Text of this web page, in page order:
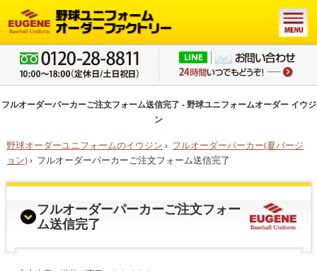
フルオーダーパーカーご注文フォーム送信完了 - 野球ユニフォームオーダー イウジ
ン
野球オーダーユニフォームのイウジン › フルオーダーパーカー(夏バージ
ョン)› フルオーダーパーカーご注文フォーム送信完了
フルオーダーパーカーご注文フォー
ム送信完了